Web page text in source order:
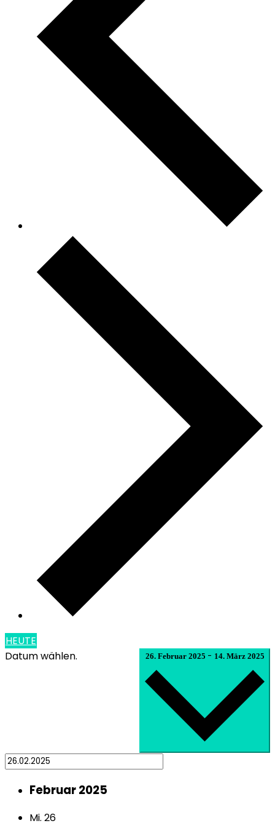
HEUTE
26. Februar 2025 - 14. März 2025
Datum wählen.
Februar 2025
Mi. 26